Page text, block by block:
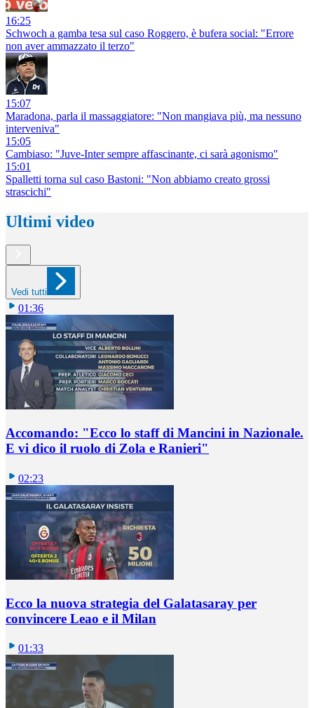
16:25
Schwoch a gamba tesa sul caso Roggero, è bufera social: "Errore
non aver ammazzato il terzo"
15:07
Maradona, parla il massaggiatore: "Non mangiava più, ma nessuno
interveniva"
15:05
Cambiaso: "Juve-Inter sempre affascinante, ci sarà agonismo"
15:01
Spalletti torna sul caso Bastoni: "Non abbiamo creato grossi
strascichi"
Ultimi video
Vedi tutti
01:36
Accomando: "Ecco lo staff di Mancini in Nazionale.
E vi dico il ruolo di Zola e Ranieri"
02:23
Ecco la nuova strategia del Galatasaray per
convincere Leao e il Milan
01:33